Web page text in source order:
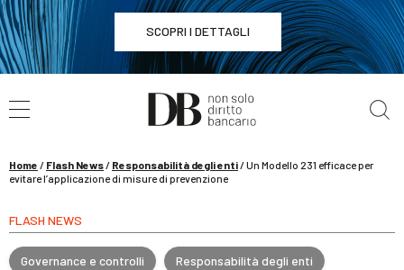
SCOPRI I DETTAGLI
WEBINAR / 1° Ottobre
La riforma del sistema sanzionatorio del TUF
Home / Flash News/ Responsabilità degli enti/Un Modello 231 efficace per
evitare l’applicazione di misure di prevenzione
FLASH NEWS
Governance e controlli Responsabilità degli enti